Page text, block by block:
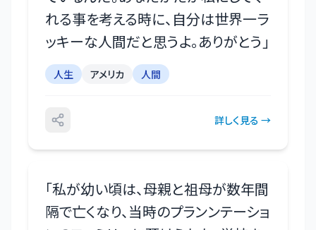
れる事を考える時に、自分は世界一ラ
ッキーな人間だと思うよ。ありがとう 」
人生 アメリカ 人間
詳しく見る →
「私が幼い頃は、母親と祖母が数年間
隔で亡くなり、当時のプランンテーショ